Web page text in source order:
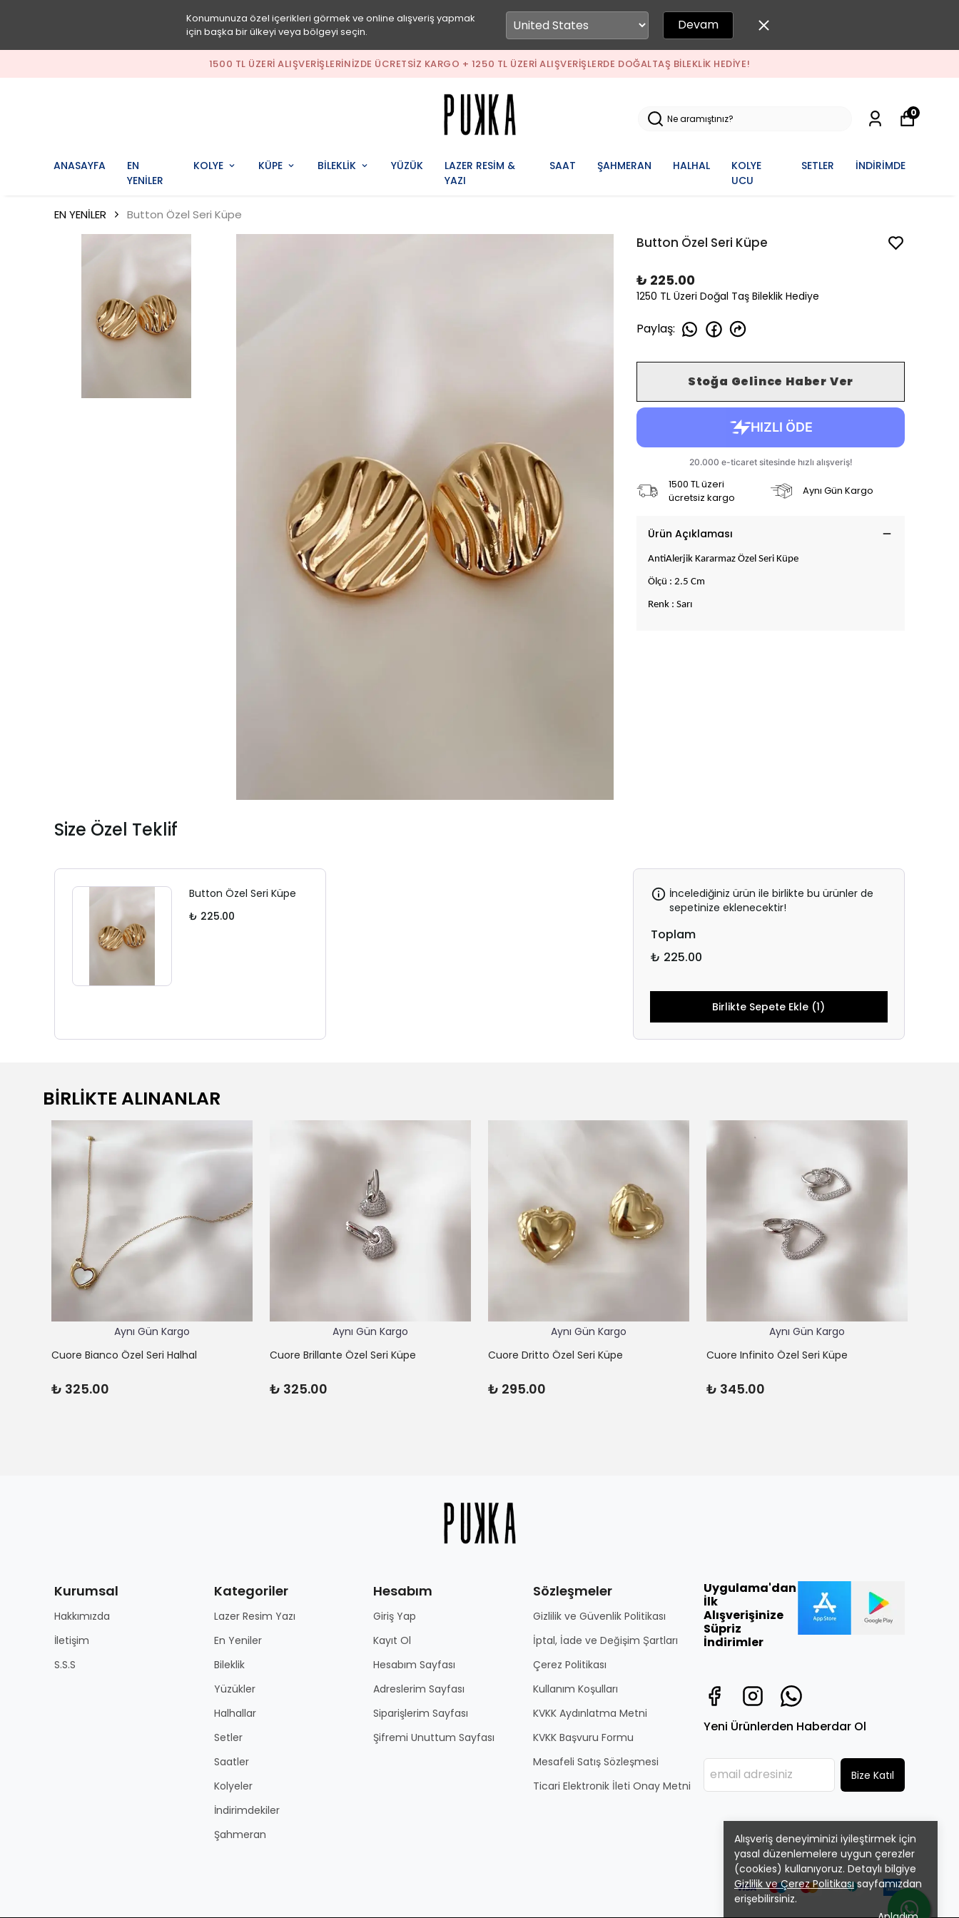
Konumunuza özel içerikleri görmek ve online alışveriş yapmak
için başka bir ülkeyi veya bölgeyi seçin.
Devam
1500 TL ÜZERI ALIŞVERIŞLERINIZDE ÜCRETSIZ KARGO + 1250 TL ÜZERI ALIŞVERIŞLERDE DOĞALTAŞ BILEKLIK HEDIYE!
ANASAYFA
EN
YENİLER
KOLYE KÜPE BİLEKLİK YÜZÜK
LAZER RESİM &
YAZI
SAAT ŞAHMERAN HALHAL
KOLYE
UCU
SETLER İNDİRİMDE
0
Alışveriş deneyiminizi iyileştirmek için
yasal düzenlemelere uygun çerezler
(cookies) kullanıyoruz. Detaylı bilgiye
Gizlilik ve Çerez Politikasısayfamızdan
erişebilirsiniz.
EN YENİLER Button Özel Seri Küpe
Button Özel Seri Küpe
₺ 225.00
1250 TL Üzeri Doğal Taş Bileklik Hediye
Paylaş:
Stoğa Gelince Haber Ver
1500 TL üzeri
ücretsiz kargo
Aynı Gün Kargo
Ürün Açıklaması
AntiAlerjik Kararmaz Özel Seri Küpe
Ölçü : 2.5 Cm
Renk : Sarı
Size Özel Teklif
Button Özel Seri Küpe
₺ 225.00
İncelediğiniz ürün ile birlikte bu ürünler de
sepetinize eklenecektir!
Toplam
₺ 225.00
Birlikte Sepete Ekle (1)
BİRLİKTE ALINANLAR
Aynı Gün Kargo
Cuore Bianco Özel Seri Halhal
₺ 325.00
Aynı Gün Kargo
Cuore Brillante Özel Seri Küpe
₺ 325.00
Aynı Gün Kargo
Cuore Dritto Özel Seri Küpe
₺ 295.00
Aynı Gün Kargo
Cuore Infinito Özel Seri Küpe
₺ 345.00
Kurumsal
Hakkımızda
İletişim
S.S.S
Kategoriler
Lazer Resim Yazı
En Yeniler
Bileklik
Yüzükler
Halhallar
Setler
Saatler
Kolyeler
İndirimdekiler
Şahmeran
Hesabım
Giriş Yap
Kayıt Ol
Hesabım Sayfası
Adreslerim Sayfası
Siparişlerim Sayfası
Şifremi Unuttum Sayfası
Sözleşmeler
Gizlilik ve Güvenlik Politikası
İptal, İade ve Değişim Şartları
Çerez Politikası
Kullanım Koşulları
KVKK Aydınlatma Metni
KVKK Başvuru Formu
Mesafeli Satış Sözleşmesi
Ticari Elektronik İleti Onay Metni
Uygulama'dan
İlk
Alışverişinize
Süpriz
İndirimler
Yeni Ürünlerden Haberdar Ol
Bize Katıl